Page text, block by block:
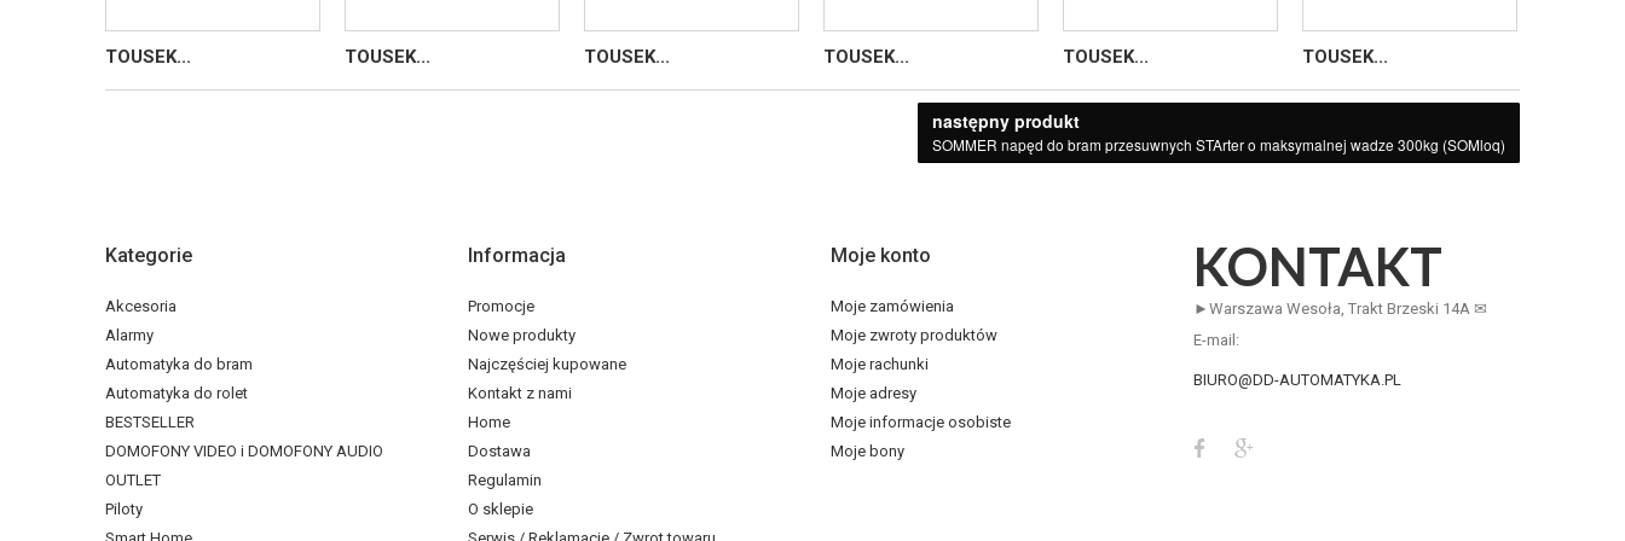
TOUSEK... TOUSEK... TOUSEK... TOUSEK... TOUSEK... TOUSEK...
następny produkt
SOMMER napęd do bram przesuwnych STArter o maksymalnej wadze 300kg (SOMloq)
Kategorie
Akcesoria
Alarmy
Automatyka do bram
Automatyka do rolet
BESTSELLER
DOMOFONY VIDEO i DOMOFONY AUDIO
OUTLET
Piloty
Informacja
Promocje
Nowe produkty
Najczęściej kupowane
Kontakt z nami
Home
Dostawa
Regulamin
O sklepie
Moje konto
Moje zamówienia
Moje zwroty produktów
Moje rachunki
Moje adresy
Moje informacje osobiste
Moje bony
KONTAKT
►Warszawa Wesoła, Trakt Brzeski 14A ✉
E-mail:
BIURO@DD-AUTOMATYKA.PL